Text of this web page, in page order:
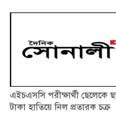
এইচএসসি পরীক্ষার্থী ছেলেকে
টাকা হাতিয়ে নিল প্রতারক চক্র